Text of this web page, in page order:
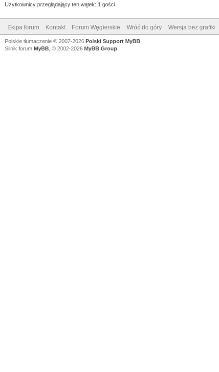
Użytkownicy przeglądający ten wątek: 1 gości
Ekipa forum Kontakt Forum Węgierskie Wróć do góry Wersja bez grafiki
Polskie tłumaczenie © 2007-2026 Polski Support MyBB
Silnik forum MyBB , © 2002-2026 MyBB Group